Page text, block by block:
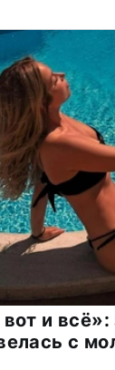
и
с